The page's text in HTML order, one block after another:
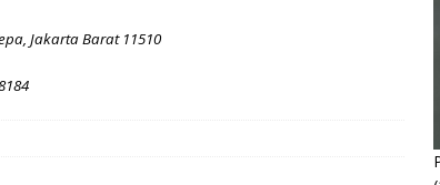
Jakarta Barat 11510